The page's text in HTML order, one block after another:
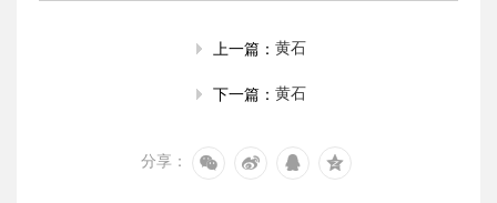
上一篇： 黄石
下一篇： 黄石
分享：